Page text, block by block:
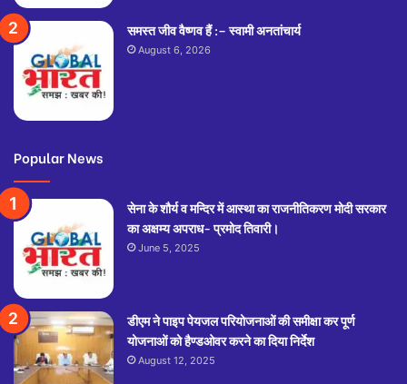
समस्त जीव वैष्णव हैं :– स्वामी अनतांचार्य
August 6, 2026
Popular News
सेना के शौर्य व मन्दिर में आस्था का राजनीतिकरण मोदी सरकार
का अक्षम्य अपराध- प्रमोद तिवारी।
June 5, 2025
डीएम ने पाइप पेयजल परियोजनाओं की समीक्षा कर पूर्ण
योजनाओं को हैण्डओवर करने का दिया निर्देश
August 12, 2025